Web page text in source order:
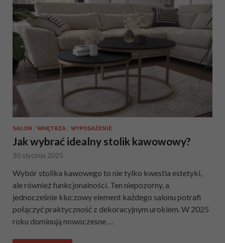
SALON / WNĘTRZA / WYPOSAŻENIE
Jak wybrać idealny stolik kawowowy?
30 stycznia 2025
Wybór stolika kawowego to nie tylko kwestia estetyki,
ale również funkcjonalności. Ten niepozorny, a
jednocześnie kluczowy element każdego salonu potrafi
połączyć praktyczność z dekoracyjnym urokiem. W 2025
roku dominują nowoczesne …